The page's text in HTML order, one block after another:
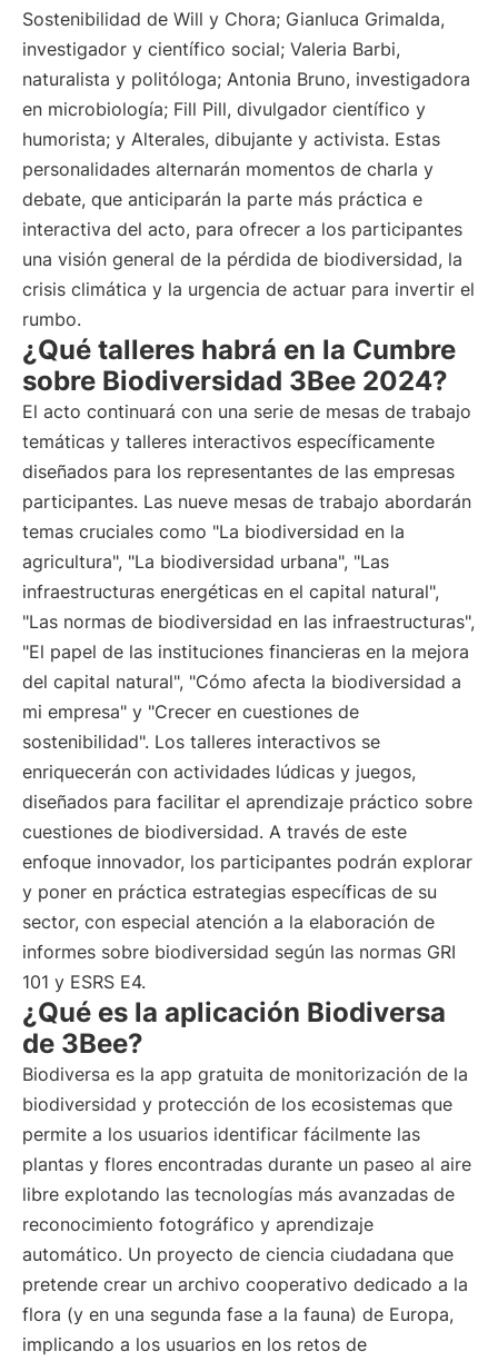
Sostenibilidad de Will y Chora; Gianluca Grimalda,
investigador y científico social; Valeria Barbi,
naturalista y politóloga; Antonia Bruno, investigadora
en microbiología; Fill Pill, divulgador científico y
humorista; y Alterales, dibujante y activista. Estas
personalidades alternarán momentos de charla y
debate, que anticiparán la parte más práctica e
interactiva del acto, para ofrecer a los participantes
una visión general de la pérdida de biodiversidad, la
crisis climática y la urgencia de actuar para invertir el
rumbo.
¿Qué talleres habrá en la Cumbre
sobre Biodiversidad 3Bee 2024?
El acto continuará con una serie de mesas de trabajo
temáticas y talleres interactivos específicamente
diseñados para los representantes de las empresas
participantes. Las nueve mesas de trabajo abordarán
temas cruciales como "La biodiversidad en la
agricultura", "La biodiversidad urbana", "Las
infraestructuras energéticas en el capital natural",
"Las normas de biodiversidad en las infraestructuras",
"El papel de las instituciones financieras en la mejora
del capital natural", "Cómo afecta la biodiversidad a
mi empresa" y "Crecer en cuestiones de
sostenibilidad". Los talleres interactivos se
enriquecerán con actividades lúdicas y juegos,
diseñados para facilitar el aprendizaje práctico sobre
cuestiones de biodiversidad. A través de este
enfoque innovador, los participantes podrán explorar
y poner en práctica estrategias específicas de su
sector, con especial atención a la elaboración de
informes sobre biodiversidad según las normas GRI
101 y ESRS E4.
¿Qué es la aplicación Biodiversa
de 3Bee?
Biodiversa es la app gratuita de monitorización de la
biodiversidad y protección de los ecosistemas que
permite a los usuarios identificar fácilmente las
plantas y flores encontradas durante un paseo al aire
libre explotando las tecnologías más avanzadas de
reconocimiento fotográfico y aprendizaje
automático. Un proyecto de ciencia ciudadana que
pretende crear un archivo cooperativo dedicado a la
flora (y en una segunda fase a la fauna) de Europa,
implicando a los usuarios en los retos de